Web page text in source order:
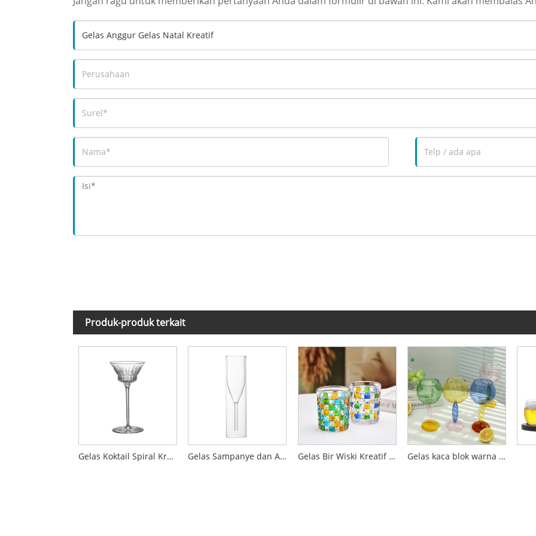
Produk-produk terkait
Gelas Koktail Spiral Kreatif dan Gelas Margarita Gelas Sampanye dan Anggur Berdinding Ganda Transparan Kreatif Gelas Bir Wiski Kreatif Bergaya Eropa dengan Pola Kotak-kotak Warna-warni Gelas kaca blok warna dan botol air warna-warni yang kreatif dan layak untuk Instagram